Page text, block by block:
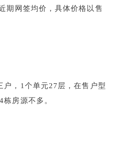
期网签均价，具体价格以售
户，1个单元27层，在售户型
房源不多。